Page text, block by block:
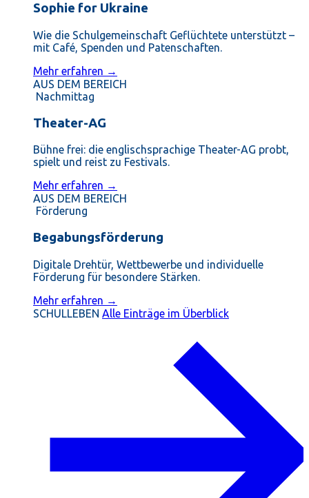
Sophie for Ukraine
Wie die Schulgemeinschaft Geflüchtete unterstützt –
mit Café, Spenden und Patenschaften.
Mehr erfahren →
AUS DEM BEREICH
Nachmittag
Theater-AG
Bühne frei: die englischsprachige Theater-AG probt,
spielt und reist zu Festivals.
Mehr erfahren →
AUS DEM BEREICH
Förderung
Begabungsförderung
Digitale Drehtür, Wettbewerbe und individuelle
Förderung für besondere Stärken.
Mehr erfahren →
SCHULLEBEN Alle Einträge im Überblick